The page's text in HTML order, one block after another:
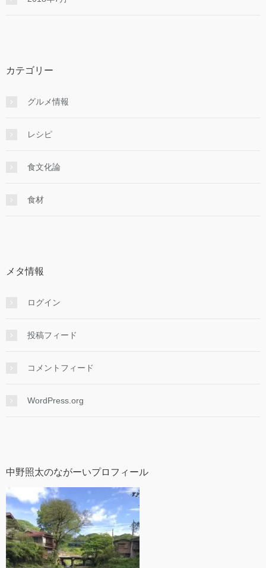
カテゴリー
グルメ情報
レシピ
食文化論
食材
メタ情報
ログイン
投稿フィード
コメントフィード
WordPress.org
中野照太のながーいプロフィール